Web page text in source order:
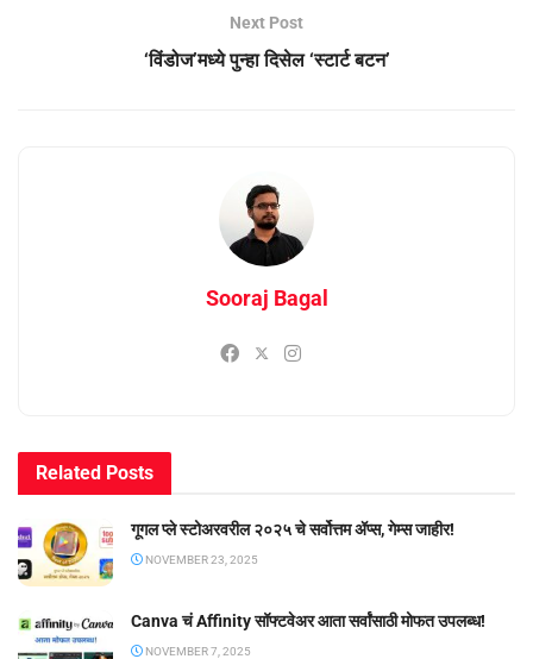
Next Post
‘विंडोज’मध्ये पुन्हा दिसेल ‘स्टार्ट बटन’
Sooraj Bagal
Related Posts
गूगल प्ले स्टोअरवरील २०२५ चे सर्वोत्तम ॲप्स, गेम्स जाहीर!
NOVEMBER 23, 2025
Canva चं Affinity सॉफ्टवेअर आता सर्वांसाठी मोफत उपलब्ध!
NOVEMBER 7, 2025